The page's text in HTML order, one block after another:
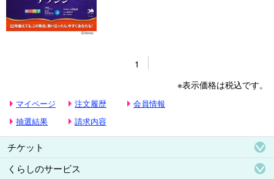
1
※表示価格は税込です。
マイページ 注文履歴
会員情報
抽選結果
請求内容
チケット
くらしのサービス